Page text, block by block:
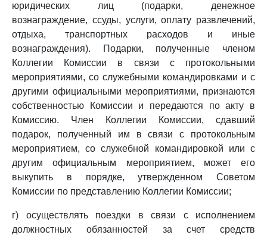
юридических лиц (подарки, денежное
вознаграждение, ссуды, услуги, оплату развлечений,
отдыха, транспортных расходов и иные
вознаграждения). Подарки, полученные членом
Коллегии Комиссии в связи с протокольными
мероприятиями, со служебными командировками и с
другими официальными мероприятиями, признаются
собственностью Комиссии и передаются по акту в
Комиссию. Член Коллегии Комиссии, сдавший
подарок, полученный им в связи с протокольным
мероприятием, со служебной командировкой или с
другим официальным мероприятием, может его
выкупить в порядке, утвержденном Советом
Комиссии по представлению Коллегии Комиссии;
г) осуществлять поездки в связи с исполнением
должностных обязанностей за счет средств